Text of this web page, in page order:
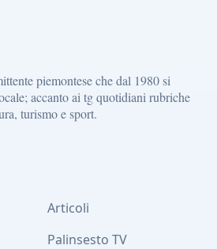
piemontese che dal 1980 si
accanto ai tg quotidiani rubriche
turismo e sport.
Articoli
Palinsesto TV